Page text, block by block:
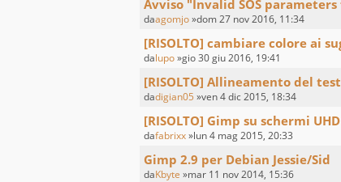
Avviso "Invalid SOS parameters
daagomjo»dom 27 nov 2016, 11:34
[RISOLTO] cambiare colore ai
dalupo»gio 30 giu 2016, 19:41
[RISOLTO] Allineamento del
dadigian05 »ven 4 dic 2015, 18:34
[RISOLTO] Gimp su schermi UHD
dafabrixx»lun 4 mag 2015, 20:33
Gimp 2.9 per Debian Jessie/Sid
daKbyte »mar 11 nov 2014, 15:36